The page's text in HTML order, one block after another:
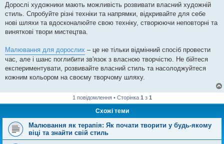
Дорослі художники мають можливість розвивати власний художній
стиль. Спробуйте різні техніки та напрямки, відкривайте для себе
нові шляхи та вдосконалюйте свою техніку, створюючи неповторні та
виняткові твори мистецтва.
Малювання для дорослих – це не тільки відмінний спосіб провести
час, але і шанс поглибити зв'язок з власною творчістю. Не бійтеся
експериментувати, розвивайте власний стиль та насолоджуйтеся
кожним кольором на своєму творчому шляху.
1 повідомлення • Сторінка 1 з 1
Схожі теми
Малювання як терапія: Як почати творити у будь-якому
віці та знайти свій стиль